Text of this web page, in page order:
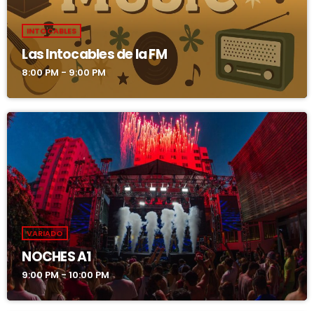
INTOCABLES
Las Intocables de la FM
8:00 PM - 9:00 PM
VARIADO
NOCHES A1
9:00 PM - 10:00 PM